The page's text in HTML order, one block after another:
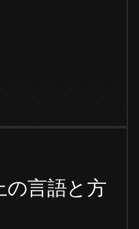
の言語と方